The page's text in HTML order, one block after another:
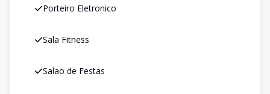
Porteiro Eletronico
Sala Fitness
Salao de Festas